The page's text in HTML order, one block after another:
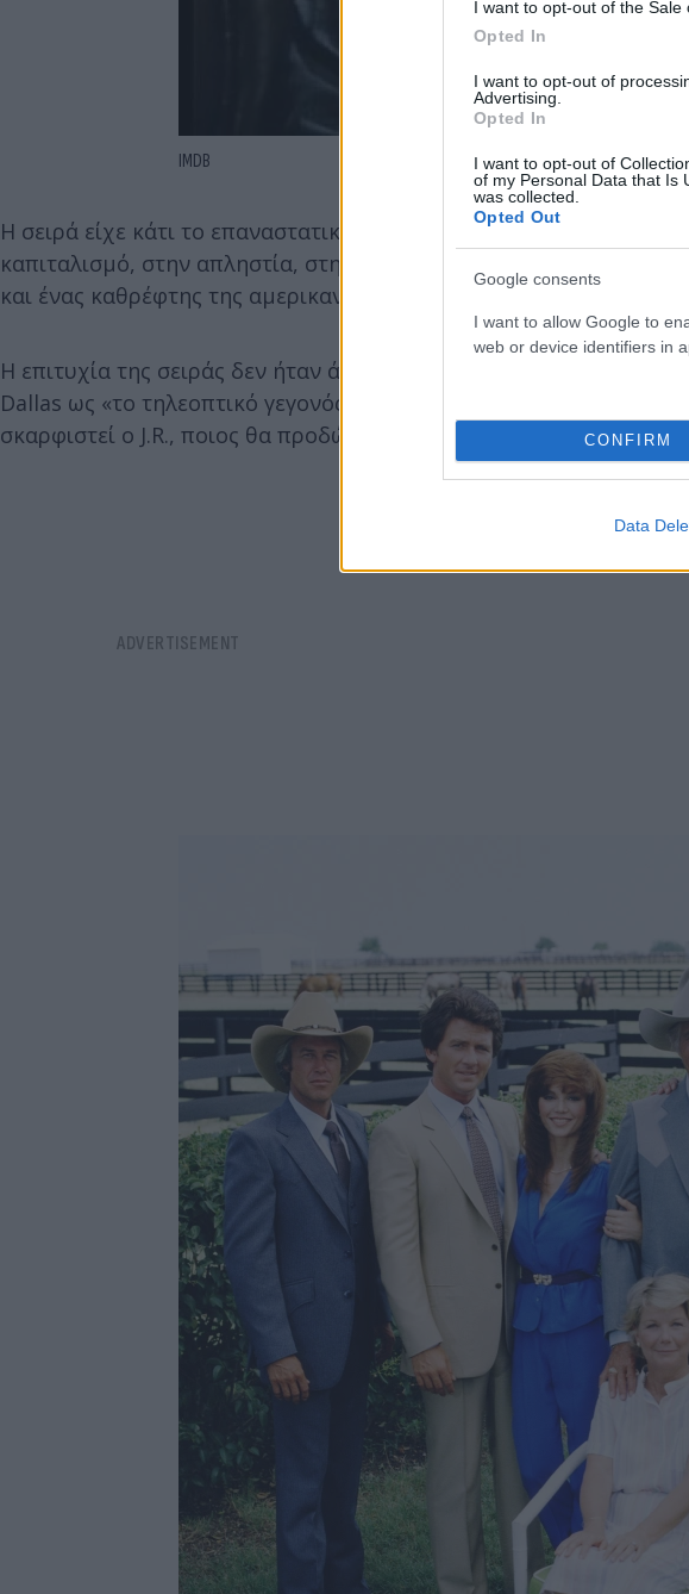
I want to opt-out of the Sale
Opted In
I want to opt-out of
Advertising.
Opted In
I want to opt-out of
of my Personal Data that Is
was collected.
Opted Out
Google consents
I want to allow Google to
web or device identifiers in
CONFIRM
Data
IMDB
Η σειρά είχε κάτι το επαναστατικό: δεν ήταν απλώς ένα
καπιταλισμό, στην απληστία, στην οικογενειακή πίστη και
και ένας καθρέφτης της αμερικανικής ψυχής – με όλη την ομορφιά
Η επιτυχία της σειράς δεν ήταν άμεση – χτίστηκε σταδιακά, με
Dallas ως «το τηλεοπτικό γεγονός της εβδομάδας». Κάθε
σκαρφιστεί ο J.R., ποιος θα προδώσει ποιον, ποια μυστικά θα